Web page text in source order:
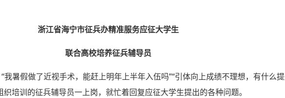
浙江省海宁市征兵办精准服务应征大学生
联合高校培养征兵辅导员
我暑假做了近视手术，能赶上明年上半年入伍吗”“引体向上成绩不理想，有什么
培训的征兵辅导员一上岗，就忙着回复应征大学生提出的各种问题。